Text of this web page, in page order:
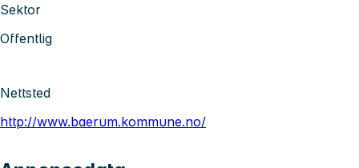
Sektor
Offentlig
Nettsted
http://www.baerum.kommune.no/